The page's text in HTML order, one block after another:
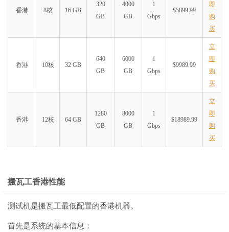
香港 8核 16 GB
320
GB
4000
GB
1
Gbps
$5899.99
即
购
买
香港 10核 32 GB
640
GB
6000
GB
1
Gbps
$9989.99
立
即
购
买
香港 12核 64 GB
1280
GB
8000
GB
1
Gbps
$18989.99
立
即
购
买
搬瓦工香港性能
测试机是搬瓦工最低配置的香港机器。
首先是系统的基本信息：